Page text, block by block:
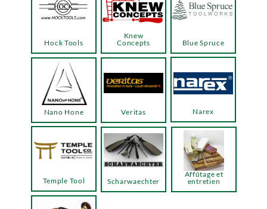
Hock Tools
Knew
Concepts
Temple Tool
Blue Spruce
Narex
Veritas
Nano Hone
Scharwaechter
Affûtage et
entretien